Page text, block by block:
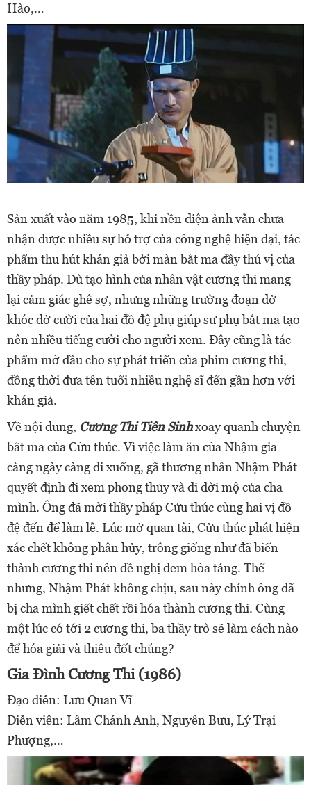
Hào,…
Sản xuất vào năm 1985, khi nền điện ảnh vẫn chưa
nhận được nhiều sự hỗ trợ của công nghệ hiện đại, tác
phẩm thu hút khán giả bởi màn bắt ma đầy thú vị của
thầy pháp. Dù tạo hình của nhân vật cương thi mang
lại cảm giác ghê sợ, nhưng những trường đoạn dở
khóc dở cười của hai đồ đệ phụ giúp sư phụ bắt ma tạo
nên nhiều tiếng cười cho người xem. Đây cũng là tác
phẩm mở đầu cho sự phát triển của phim cương thi,
đồng thời đưa tên tuổi nhiều nghệ sĩ đến gần hơn với
khán giả.
Về nội dung, Cương Thi Tiên Sinhxoay quanh chuyện
bắt ma của Cửu thúc. Vì việc làm ăn của Nhậm gia
càng ngày càng đi xuống, gã thương nhân Nhậm Phát
quyết định đi xem phong thủy và di dời mộ của cha
mình. Ông đã mời thầy pháp Cửu thúc cùng hai vị đồ
đệ đến để làm lễ. Lúc mở quan tài, Cửu thúc phát hiện
xác chết không phân hủy, trông giống như đã biến
thành cương thi nên đề nghị đem hỏa táng. Thế
nhưng, Nhậm Phát không chịu, sau này chính ông đã
bị cha mình giết chết rồi hóa thành cương thi. Cùng
một lúc có tới 2 cương thi, ba thầy trò sẽ làm cách nào
để hóa giải và thiêu đốt chúng?
Gia Đình Cương Thi (1986)
Đạo diễn: Lưu Quan Vĩ
Diễn viên: Lâm Chánh Anh, Nguyên Bưu, Lý Trại
Phượng,…